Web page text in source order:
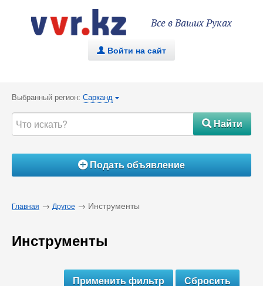
Все в Ваших Руках
. Войти на сайт
Выбранный регион: Сарканд {
#Найти
ÁПодать объявление
Главная → Другое → Инструменты
Инструменты